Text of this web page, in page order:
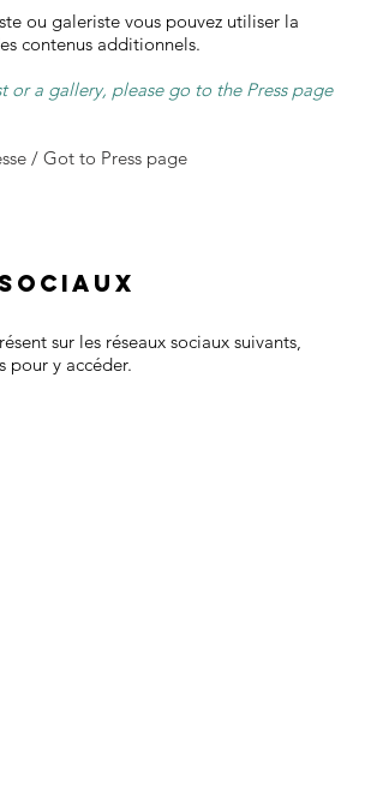
ou galeriste vous pouvez utiliser la
contenus additionnels.
or a gallery, please go to the Press page
/ Got to Press page
sur les réseaux sociaux suivants,
pour y accéder.